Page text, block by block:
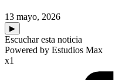
13 mayo, 2026
▶
Escuchar esta noticia
Powered by Estudios Max
x1